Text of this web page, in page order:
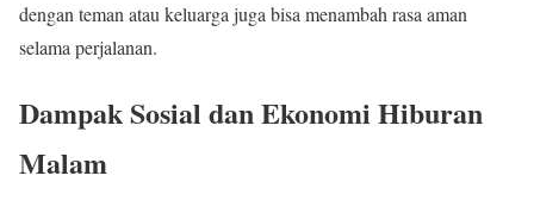
dengan teman atau keluarga juga bisa menambah rasa aman
selama perjalanan.
Dampak Sosial dan Ekonomi Hiburan
Malam